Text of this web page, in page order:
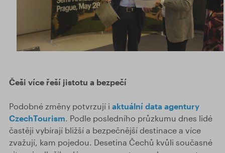
Češi více řeší jistotu a bezpečí
Podobné změny potvrzují i aktuální data agentury
CzechTourism. Podle posledního průzkumu dnes lidé
častěji vybírají bližší a bezpečnější destinace a více
zvažují, kam pojedou. Desetina Čechů kvůli současné